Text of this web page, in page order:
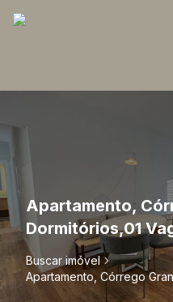
Apartamento,
Dormitórios,01
Buscar imóvel
Apartamento, Córrego